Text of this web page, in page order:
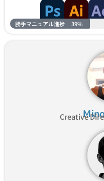
勝手マニュアル進捗 39%
Creative